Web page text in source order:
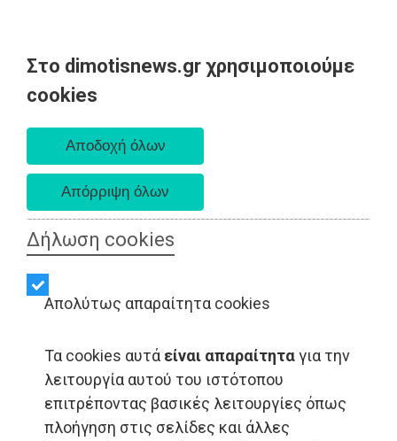
Στο dimotisnews.gr χρησιμοποιούμε
cookies
Δήλωση cookies
Απολύτως απαραίτητα cookies
Τα cookies αυτά είναι απαραίτηταγια την
λειτουργία αυτού του ιστότοπου
επιτρέποντας βασικές λειτουργίες όπως
πλοήγηση στις σελίδες και άλλες